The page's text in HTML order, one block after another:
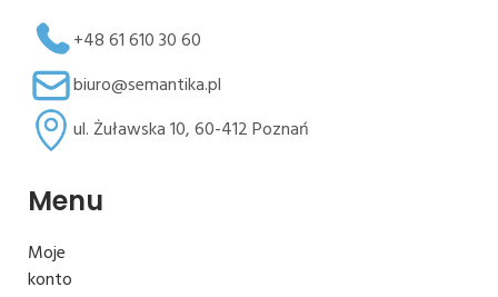
+48 61 610 30 60
biuro@semantika.pl
ul. Żuławska 10, 60-412 Poznań
Menu
Moje
konto